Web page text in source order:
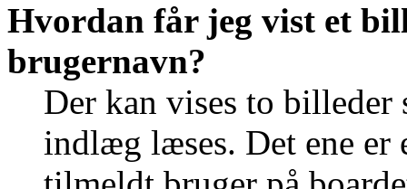
Hvordan får jeg vist et
brugernavn?
Der kan vises to billeder
indlæg læses. Det ene